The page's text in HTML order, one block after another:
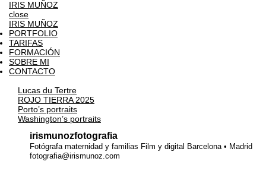
IRIS MUÑOZ
close
IRIS MUÑOZ
PORTFOLIO
TARIFAS
FORMACIÓN
SOBRE MI
CONTACTO
Lucas du Tertre
ROJO TIERRA 2025
Porto’s portraits
Washington’s portraits
irismunozfotografia
Fotógrafa maternidad y familias Film y digital Barcelona • Madrid
fotografia@irismunoz.com